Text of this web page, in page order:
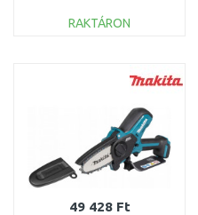
RAKTÁRON
Összehasonlítás
49 428 Ft